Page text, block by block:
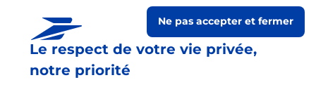
Le respect de votre vie privée,
notre priorité
Ne pas accepter et fermer